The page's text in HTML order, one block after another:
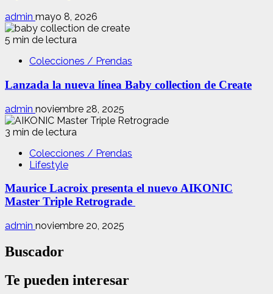
admin mayo 8, 2026
5 min de lectura
Colecciones / Prendas
Lanzada la nueva línea Baby collection de Create
admin noviembre 28, 2025
3 min de lectura
Colecciones / Prendas
Lifestyle
Maurice Lacroix presenta el nuevo AIKONIC
Master Triple Retrograde
admin noviembre 20, 2025
Buscador
Te pueden interesar